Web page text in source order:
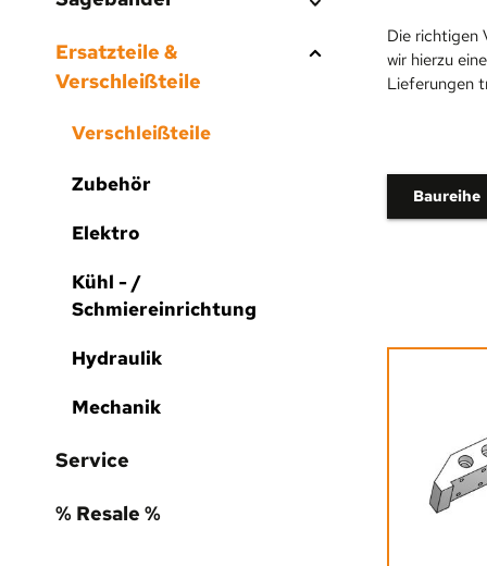
Ersatzteile &
Verschleißteile
Verschleißteile
Zubehör
Elektro
Kühl - /
Schmiereinrichtung
Hydraulik
Mechanik
Service
% Resale %
Die richtigen
wir hierzu
Lieferungen
Baureihe